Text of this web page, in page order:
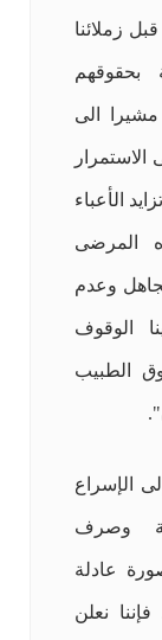
زملائنا
بحقوقهم
مشيرا الى
الأعباء
المرضى
وعدم
الوقوف
الطبيب
الإسراع
وصرف
عادلة
نعلن